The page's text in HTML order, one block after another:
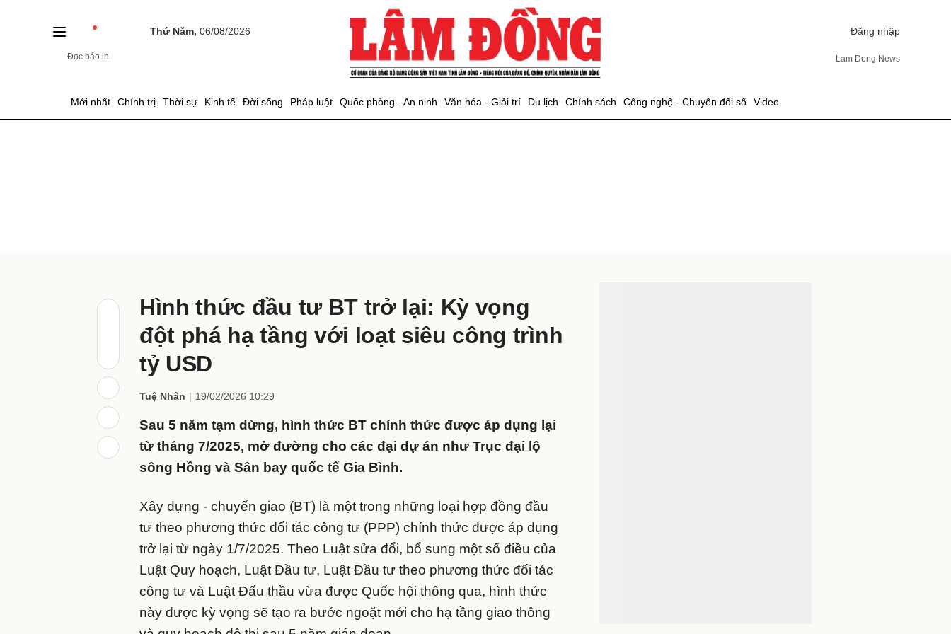
Thứ Năm, 06/08/2026
Đọc báo in
Đăng nhập
Lam Dong News
Mới nhất Chính trị Thời sự Kinh tế Đời sống Pháp luật Quốc phòng - An ninh Văn hóa - Giải trí Du lịch Chính sách Công nghệ - Chuyển đổi số Video
Hình thức đầu tư BT trở lại: Kỳ vọng
đột phá hạ tầng với loạt siêu công trình
tỷ USD
Tuệ Nhân 19/02/2026 10:29
Sau 5 năm tạm dừng, hình thức BT chính thức được áp dụng lại
từ tháng 7/2025, mở đường cho các đại dự án như Trục đại lộ
sông Hồng và Sân bay quốc tế Gia Bình.
Xây dựng - chuyển giao (BT) là một trong những loại hợp đồng đầu
tư theo phương thức đối tác công tư (PPP) chính thức được áp dụng
trở lại từ ngày 1/7/2025. Theo Luật sửa đổi, bổ sung một số điều của
Gửi bình luận